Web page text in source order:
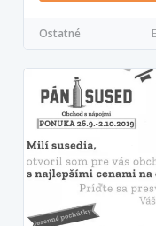
Ostatné